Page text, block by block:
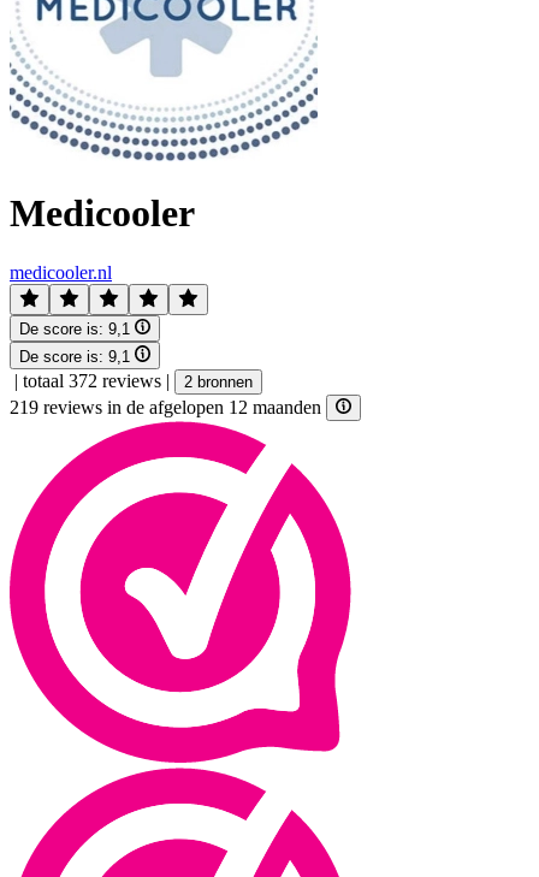
Medicooler
medicooler.nl
De score is: 9,1
De score is: 9,1
| totaal 372 reviews | 2 bronnen
219 reviews in de afgelopen 12 maanden